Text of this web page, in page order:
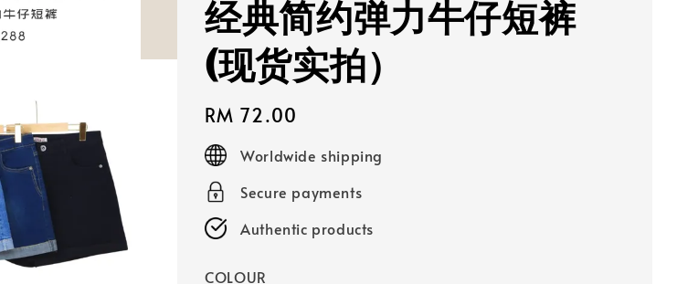
经典简约弹力牛仔短裤
(现货实拍）
Regular
price
RM 72.00
Worldwide shipping
Secure payments
Authentic products
COLOUR